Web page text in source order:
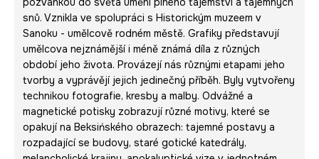
snů. Vznikla ve spolupráci s Historickým muzeem v
Sanoku - umělcově rodném městě. Grafiky představují
umělcova nejznámější i méně známá díla z různých
období jeho života. Provázejí nás různými etapami jeho
tvorby a vyprávějí jejich jedinečný příběh. Byly vytvořeny
technikou fotografie, kresby a malby. Odvážné a
magnetické potisky zobrazují různé motivy, které se
opakují na Beksińského obrazech: tajemné postavy a
rozpadající se budovy, staré gotické katedrály,